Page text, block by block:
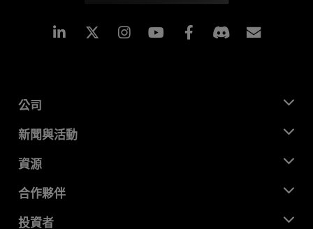
Linkedin Instagram Facebook
公司
關於 AMD
企業責任
招聘
聯絡我們
新聞與活動
新聞室
媒體庫
資源
開發者中心
案例研究
合作夥伴
AMD 合作夥伴中心
投資者